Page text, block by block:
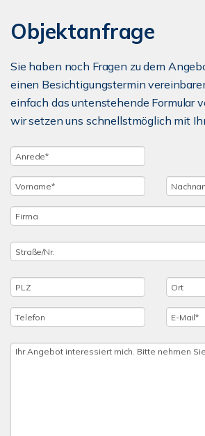
Objektanfrage
Sie haben noch Fragen zu dem
einen Besichtigungstermin
einfach das untenstehende Formular
wir setzen uns schnellstmöglich mit